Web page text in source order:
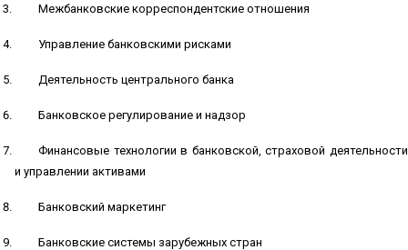
Межбанковские корреспондентские отношения
Управление банковскими рисками
Деятельность центрального банка
Банковское регулирование и надзор
Финансовые технологии в банковской, страховой деятельности
и управлении активами
Банковский маркетинг
Банковские системы зарубежных стран